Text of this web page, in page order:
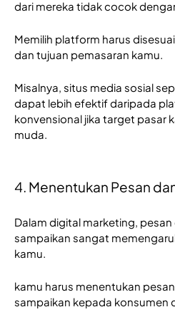
dari mereka tidak cocok
Memilih platform harus
dan tujuan pemasaran kamu.
Misalnya, situs media sosial
dapat lebih efektif daripada
konvensional jika target pasar
muda.
4. Menentukan Pesan
Dalam digital marketing,
sampaikan sangat
kamu.
kamu harus menentukan
sampaikan kepada konsumen